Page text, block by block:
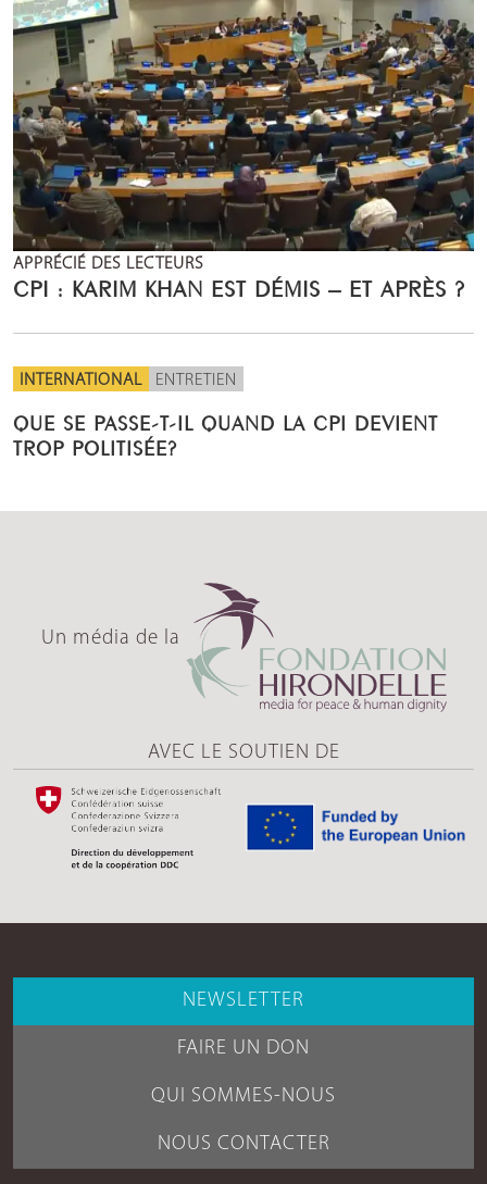
APPRÉCIÉ DES LECTEURS
CPI : KARIM KHAN EST DÉMIS – ET APRÈS ?
INTERNATIONAL ENTRETIEN
QUE SE PASSE-T-IL QUAND LA CPI DEVIENT
TROP POLITISÉE?
Un média de la
AVEC LE SOUTIEN DE
NEWSLETTER
FAIRE UN DON
QUI SOMMES-NOUS
NOUS CONTACTER